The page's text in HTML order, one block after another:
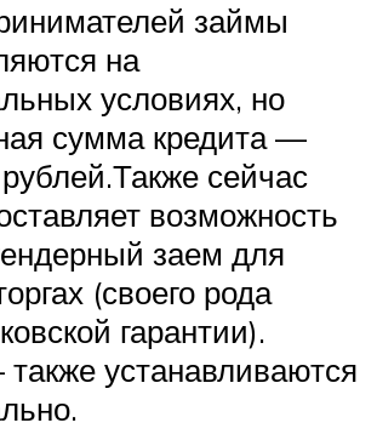
займы
на
условиях, но
сумма кредита —
сейчас
возможность
заем для
(своего рода
гарантии).
устанавливаются